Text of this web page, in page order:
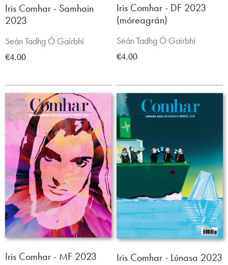
Iris Comhar - Samhain
2023
Seán Tadhg Ó Gairbhí
€4.00
Iris Comhar - DF 2023
(móreagrán)
Seán Tadhg Ó Gairbhí
€4.00
Iris Comhar - MF 2023 Iris Comhar - Lúnasa 2023